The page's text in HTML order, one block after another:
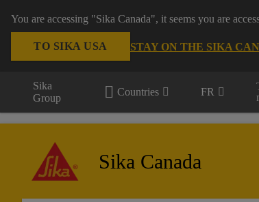
You are accessing "Sika Canada", it seems you are
TO SIKA USA STAY ON THE SIKA
Sika
Group
Countries FR
Sika Canada